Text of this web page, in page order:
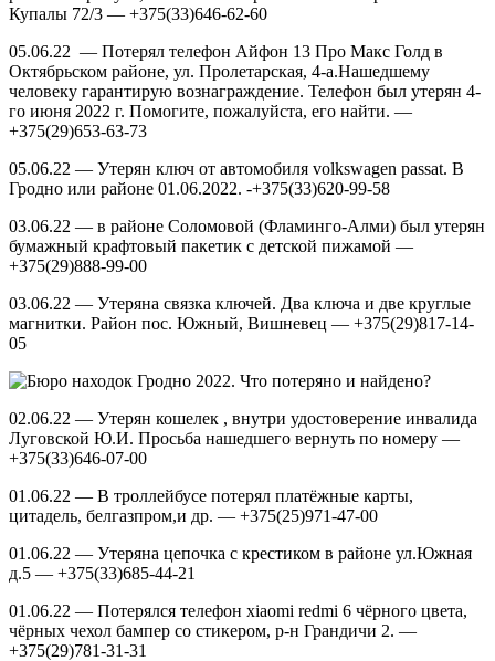
Купалы 72/3 — +375(33)646-62-60
05.06.22 — Потерял телефон Айфон 13 Про Макс Голд в
Октябрьском районе, ул. Пролетарская, 4-а.Нашедшему
человеку гарантирую вознаграждение. Телефон был утерян 4-
го июня 2022 г. Помогите, пожалуйста, его найти. —
+375(29)653-63-73
05.06.22 — Утерян ключ от автомобиля volkswagen passat. В
Гродно или районе 01.06.2022. -+375(33)620-99-58
03.06.22 — в районе Соломовой (Фламинго-Алми) был утерян
бумажный крафтовый пакетик с детской пижамой —
+375(29)888-99-00
03.06.22 — Утеряна связка ключей. Два ключа и две круглые
магнитки. Район пос. Южный, Вишневец — +375(29)817-14-
05
02.06.22 — Утерян кошелек , внутри удостоверение инвалида
Луговской Ю.И. Просьба нашедшего вернуть по номеру —
+375(33)646-07-00
01.06.22 — В троллейбусе потерял платёжные карты,
цитадель, белгазпром,и др. — +375(25)971-47-00
01.06.22 — Утеряна цепочка с крестиком в районе ул.Южная
д.5 — +375(33)685-44-21
01.06.22 — Потерялся телефон xiaomi redmi 6 чёрного цвета,
чёрных чехол бампер со стикером, р-н Грандичи 2. —
+375(29)781-31-31